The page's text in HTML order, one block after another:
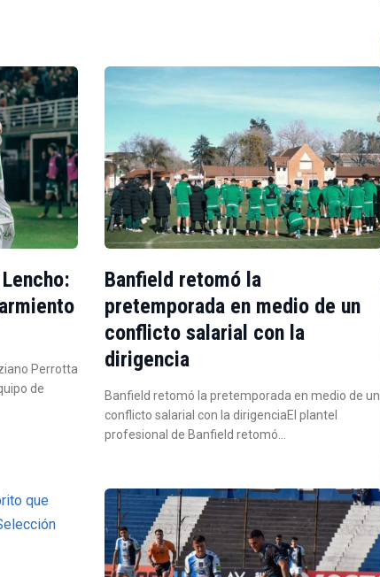
Perrotta
de
Banfield retomó la
pretemporada en medio de un
conflicto salarial con la
dirigencia
Banfield retomó la pretemporada en medio de un
conflicto salarial con la dirigenciaEl plantel
profesional de Banfield retomó…